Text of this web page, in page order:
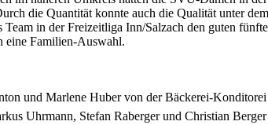
die Quantität konnte auch die Qualität unter
Team in der Freizeitliga Inn/Salzach den guten
eine Familien-Auswahl.
und Marlene Huber von der Bäckerei-
Uhrmann, Stefan Raberger und Christian Berger